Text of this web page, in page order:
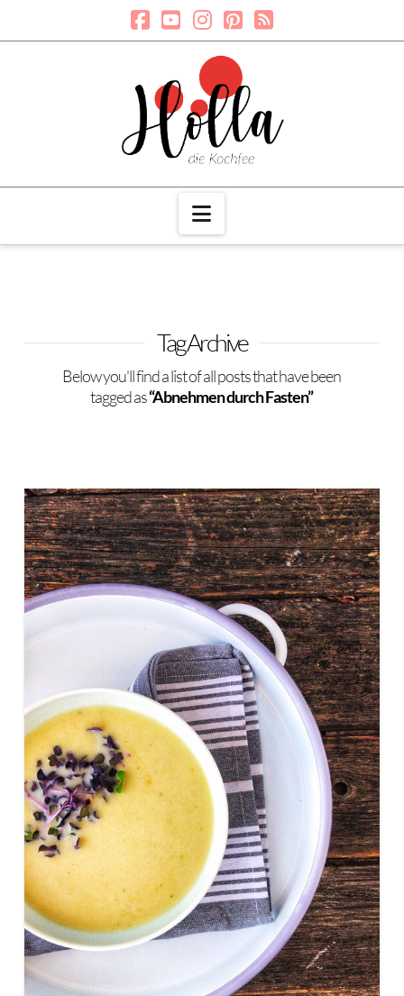
Navigation
Tag Archive
Below you'll find a list of all posts that have been
tagged as“Abnehmen durch Fasten”